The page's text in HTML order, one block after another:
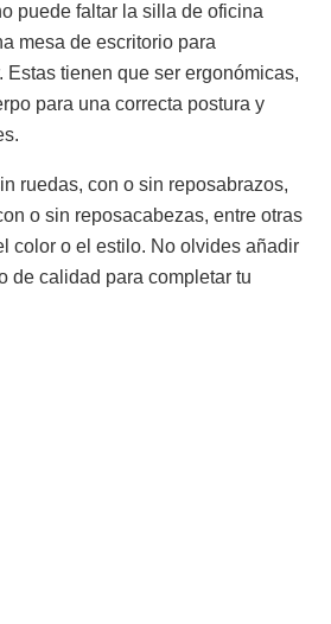
puede faltar la silla de oficina
mesa de escritorio para
Estas tienen que ser ergonómicas,
para una correcta postura y
ruedas, con o sin reposabrazos,
o sin reposacabezas, entre otras
color o el estilo. No olvides añadir
de calidad para completar tu